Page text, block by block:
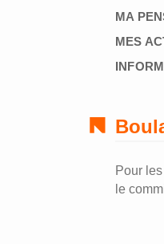
MA
MES
Pour
le